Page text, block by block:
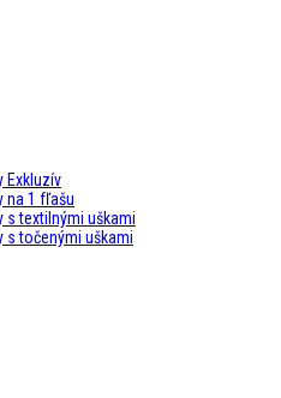
Exkluzív
na 1 fľašu
s textilnými uškami
s točenými uškami